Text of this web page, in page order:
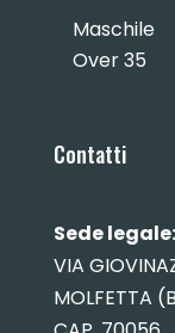
Maschile
Over 35
Contatti
Sede legale:
VIA
MOLFETTA